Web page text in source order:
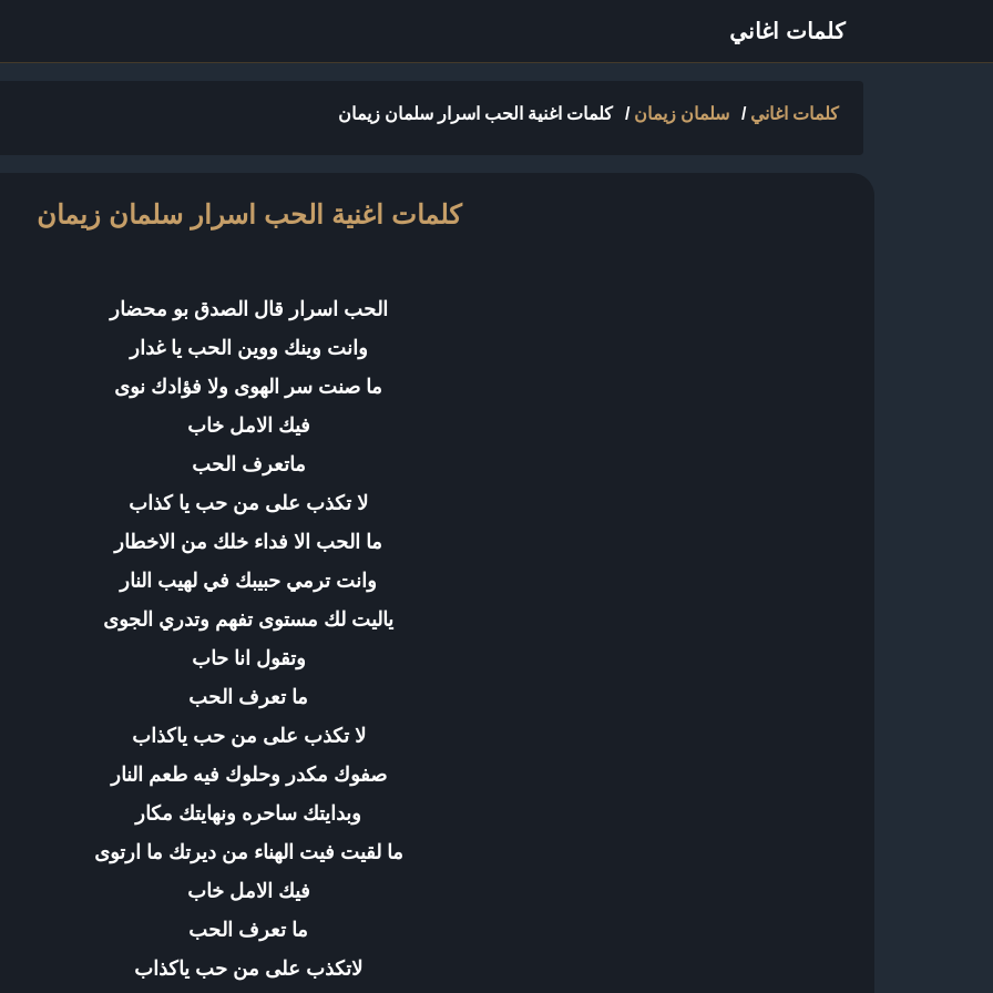
كلمات اغاني
كلمات اغاني/ سلمان زيمان / كلمات اغنية الحب اسرار سلمان زيمان
كلمات اغنية الحب اسرار سلمان زيمان
الحب اسرار قال الصدق بو محضار
وانت وينك ووين الحب يا غدار
ما صنت سر الهوى ولا فؤادك نوى
فيك الامل خاب
ماتعرف الحب
لا تكذب على من حب يا كذاب
ما الحب الا فداء خلك من الاخطار
وانت ترمي حبيبك في لهيب النار
ياليت لك مستوى تفهم وتدري الجوى
وتقول انا حاب
ما تعرف الحب
لا تكذب على من حب ياكذاب
صفوك مكدر وحلوك فيه طعم النار
وبدايتك ساحره ونهايتك مكار
ما لقيت فيت الهناء من ديرتك ما ارتوى
فيك الامل خاب
ما تعرف الحب
لاتكذب على من حب ياكذاب